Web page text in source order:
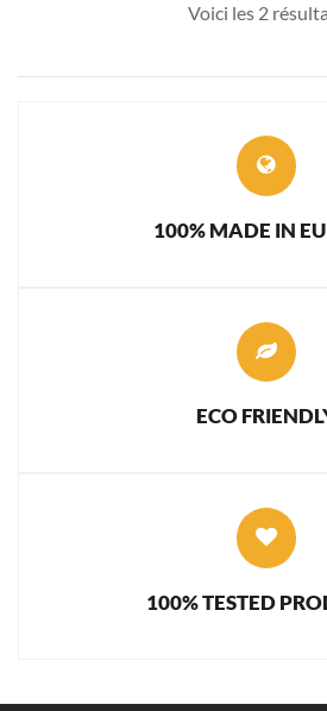
Voici les 2
100% MADE IN
ECO
100% TESTED